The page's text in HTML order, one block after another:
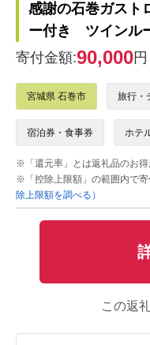
感謝の石巻ガスト
ー付き ツインル
寄付金額:90,000円
宮城県 石巻市 旅行・
宿泊券・食事券 ホテ
※「還元率」とは返礼品のお得
※「控除上限額」の範囲内で
除上限額を調べる）
この返